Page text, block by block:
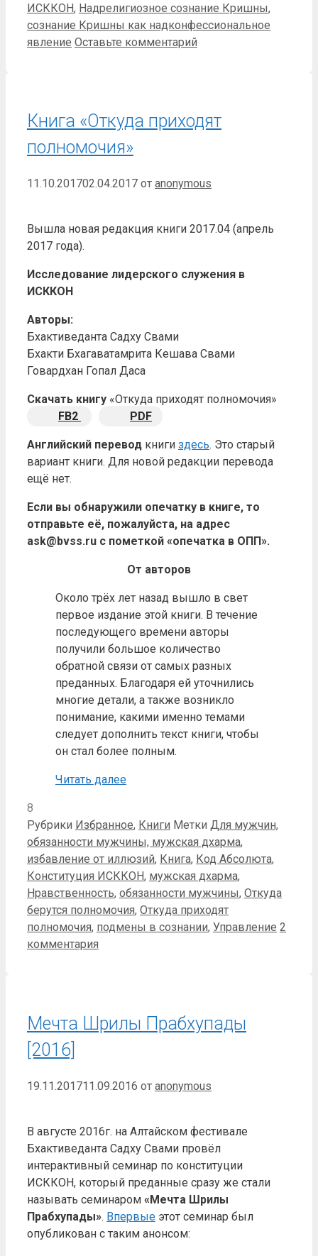
ИСККОН, Надрелигиозное сознание Кришны,
сознание Кришны как надконфессиональное
явление Оставьте комментарий
Книга «Откуда приходят
полномочия»
11.10.201702.04.2017 от anonymous
Вышла новая редакция книги 2017.04 (апрель
2017 года).
Исследование лидерского служения в
ИСККОН
Авторы:
Бхактиведанта Садху Свами
Бхакти Бхагаватамрита Кешава Свами
Говардхан Гопал Даса
Скачать книгу «Откуда приходят полномочия»
FB2
PDF
Английский перевод книги здесь. Это старый
вариант книги. Для новой редакции перевода
ещё нет.
Если вы обнаружили опечатку в книге, то
отправьте её, пожалуйста, на адрес
ask@bvss.ru с пометкой «опечатка в ОПП».
От авторов
Около трёх лет назад вышло в свет
первое издание этой книги. В течение
последующего времени авторы
получили большое количество
обратной связи от самых разных
преданных. Благодаря ей уточнились
многие детали, а также возникло
понимание, какими именно темами
следует дополнить текст книги, чтобы
он стал более полным.
Читать далее
8
Рубрики Избранное, Книги Метки Для мужчин,
обязанности мужчины, мужская дхарма,
избавление от иллюзий, Книга, Код Абсолюта,
Конституция ИСККОН, мужская дхарма,
Нравственность, обязанности мужчины, Откуда
берутся полномочия, Откуда приходят
полномочия, подмены в сознании, Управление 2
комментария
Мечта Шрилы Прабхупады
[2016]
19.11.201711.09.2016 от anonymous
В августе 2016г. на Алтайском фестивале
Бхактиведанта Садху Свами провёл
интерактивный семинар по конституции
ИСККОН, который преданные сразу же стали
называть семинаром «Мечта Шрилы
Прабхупады». Впервые этот семинар был
опубликован с таким анонсом: